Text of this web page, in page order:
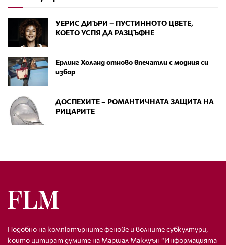
УЕРИС ДИЪРИ – ПУСТИННОТО ЦВЕТЕ,
КОЕТО УСПЯ ДА РАЗЦЪФНЕ
Ерлинг Холанд отново впечатли с модния си
избор
ДОСПЕХИТЕ – РОМАНТИЧНАТА ЗАЩИТА НА
РИЦАРИТЕ
Подобно на компютърните фенове и волните субкултури,
които цитират думите на Маршал Маклуън “Информацията